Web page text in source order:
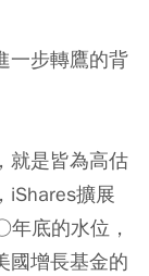
一步轉鷹的背
就是皆為高估
iShares擴展
底的水位，
國增長基金的